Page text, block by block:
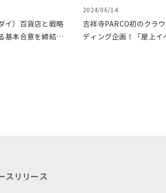
イ）百貨店と戦略
基本合意を締結。
2024/06/14
吉祥寺PARCO初のクラ
ディング企画！「屋上イ
スリリース